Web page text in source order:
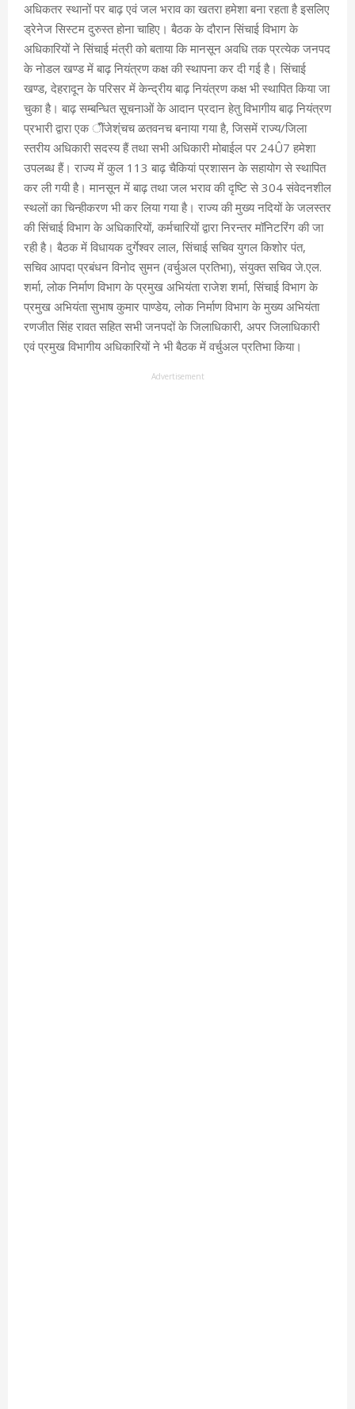
अधिकतर स्थानों पर बाढ़ एवं जल भराव का खतरा हमेशा बना रहता है इसलिए
ड्रेनेज सिस्टम दुरुस्त होना चाहिए। बैठक के दौरान सिंचाई विभाग के
अधिकारियों ने सिंचाई मंत्री को बताया कि मानसून अवधि तक प्रत्येक जनपद
के नोडल खण्ड में बाढ़ नियंत्रण कक्ष की स्थापना कर दी गई है। सिंचाई
खण्ड, देहरादून के परिसर में केन्द्रीय बाढ़ नियंत्रण कक्ष भी स्थापित किया जा
चुका है। बाढ़ सम्बन्धित सूचनाओं के आदान प्रदान हेतु विभागीय बाढ़ नियंत्रण
प्रभारी द्वारा एक ॅींजेश्ंचच ळतवनच बनाया गया है, जिसमें राज्य/जिला
स्तरीय अधिकारी सदस्य हैं तथा सभी अधिकारी मोबाईल पर 24Û7 हमेशा
उपलब्ध हैं। राज्य में कुल 113 बाढ़ चैकियां प्रशासन के सहायोग से स्थापित
कर ली गयी है। मानसून में बाढ़ तथा जल भराव की दृष्टि से 304 संवेदनशील
स्थलों का चिन्हीकरण भी कर लिया गया है। राज्य की मुख्य नदियों के जलस्तर
की सिंचाई विभाग के अधिकारियों, कर्मचारियों द्वारा निरन्तर मॉनिटरिंग की जा
रही है। बैठक में विधायक दुर्गेश्वर लाल, सिंचाई सचिव युगल किशोर पंत,
सचिव आपदा प्रबंधन विनोद सुमन (वर्चुअल प्रतिभा), संयुक्त सचिव जे.एल.
शर्मा, लोक निर्माण विभाग के प्रमुख अभियंता राजेश शर्मा, सिंचाई विभाग के
प्रमुख अभियंता सुभाष कुमार पाण्डेय, लोक निर्माण विभाग के मुख्य अभियंता
रणजीत सिंह रावत सहित सभी जनपदों के जिलाधिकारी, अपर जिलाधिकारी
एवं प्रमुख विभागीय अधिकारियों ने भी बैठक में वर्चुअल प्रतिभा किया।
Advertisement